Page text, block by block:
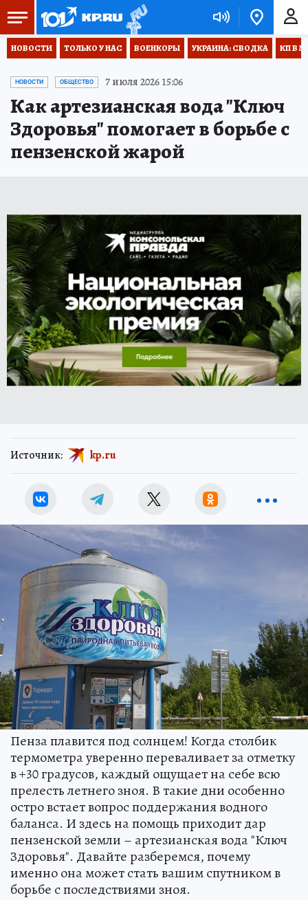
НОВОСТИ ТОЛЬКО У НАС ВОЕНКОРЫ УКРАИНА: СВОДКА КП В
НОВОСТИ ОБЩЕСТВО 7 июля 2026 15:06
Как артезианская вода "Ключ
Здоровья" помогает в борьбе с
пензенской жарой
Источник: kp.ru
Пенза плавится под солнцем! Когда столбик
термометра уверенно переваливает за отметку
в +30 градусов, каждый ощущает на себе всю
прелесть летнего зноя. В такие дни особенно
остро встает вопрос поддержания водного
баланса. И здесь на помощь приходит дар
пензенской земли – артезианская вода "Ключ
Здоровья". Давайте разберемся, почему
именно она может стать вашим спутником в
борьбе с последствиями зноя.